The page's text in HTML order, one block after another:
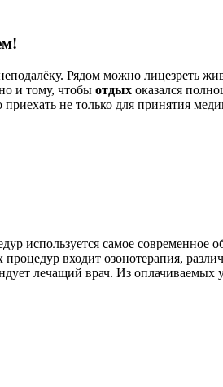
Рядом можно лицезреть
и тому, чтобы отдых оказался
не только для принятия
используется самое
входит озонотерапия,
лечащий врач. Из оплачиваемых